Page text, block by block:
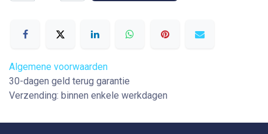
Algemene voorwaarden
30-dagen geld terug garantie
Verzending: binnen enkele werkdagen